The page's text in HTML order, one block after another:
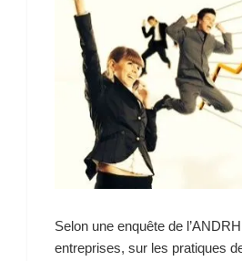
Selon une enquête de
entreprises, sur les pratiques